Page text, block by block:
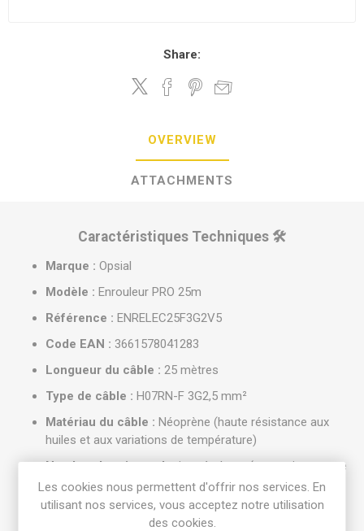
Share:
OVERVIEW
ATTACHMENTS
Caractéristiques Techniques 🛠️
Marque : Opsial
Modèle : Enrouleur PRO 25m
Référence : ENRELEC25F3G2V5
Code EAN : 3661578041283
Longueur du câble : 25 mètres
Type de câble : H07RN-F 3G2,5 mm²
Matériau du câble : Néoprène (haute résistance aux
huiles et aux variations de température)
Nombre de prises :4 prises à clapet (protection contre
les projections et les corps étrangers)
Indice de protection :IP44 (adapté pour un usage
extérieur et milieux humides)
Les cookies nous permettent d'offrir nos services. En
utilisant nos services, vous acceptez notre utilisation
des cookies.